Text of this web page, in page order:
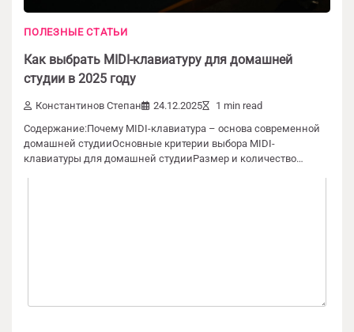
ПОЛЕЗНЫЕ СТАТЬИ
Как выбрать MIDI-клавиатуру для домашней
студии в 2025 году
Константинов Степан 24.12.2025
1 min read
Содержание:Почему MIDI-клавиатура – основа современной
домашней студииОсновные критерии выбора MIDI-
клавиатуры для домашней студииРазмер и количество…
Ваш адрес email не будет опубликован.
Комментарий*